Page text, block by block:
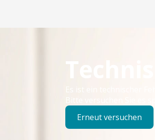
Es ist ein technischer
Bitte versuchen Sie es
Erneut versuchen